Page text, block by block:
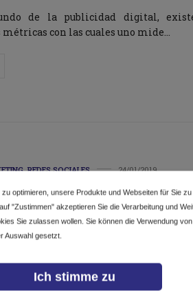
de la publicidad digital,
con las cuales uno mide…
, REDES SOCIALES 24/01/2019
Viral: el éxito del
la Cubeta de Hielo
que sean todo un éxito. Ese…
optimieren, unsere Produkte und Webseiten für Sie
"Zustimmen" akzeptieren Sie die Verarbeitung und
Sie zulassen wollen. Sie können die Verwendung
Auswahl gesetzt.
Ich stimme zu